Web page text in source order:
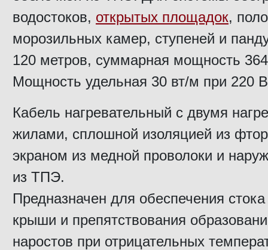
водостоков, открытых площадок,
морозильных камер, ступеней и
120 метров, суммарная мощность
Мощность удельная 30 вт/м при 220
Кабель нагревательный с двумя
жилами, сплошной изоляцией из
экраном из медной проволоки и
из ТПЭ.
Предназначен для обеспечения
крыши и препятствования
наростов при отрицательных